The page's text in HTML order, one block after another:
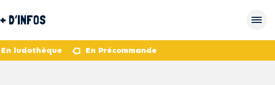
+ D’INFOS
En ludothèque En Précommande